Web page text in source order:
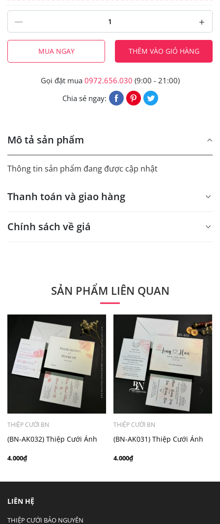
MUA NGAY THÊM VÀO GIỎ HÀNG
Gọi đặt mua 0972.656.030 (9:00 - 21:00)
Chia sẻ ngay:
Mô tả sản phẩm
Thông tin sản phẩm đang được cập nhật
Thanh toán và giao hàng
Chính sách về giá
Quý khách vui lòng liên hệ để có thông tin chính xác.
- Mẫu dưới 3000 giá chưa bao gồm bản đồ, quý khách
có nhu cầu in bản đồ sẽ có mức phí 300 - 500 đồng 1
thiệp tuỳ chất liệu.
SẢN PHẨM LIÊN QUAN
THIỆP CƯỚI BN
(BN-AK032) Thiệp Cưới Ánh
4.000₫
THIỆP CƯỚI BN
(BN-AK031) Thiệp Cưới Ánh
4.000₫
LIÊN HỆ
THIỆP CƯỚI BẢO NGUYÊN